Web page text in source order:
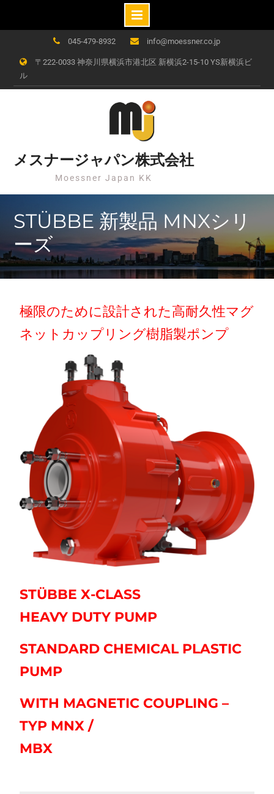
content
045-479-8932 info@moessner.co.jp
〒222-0033 神奈川県横浜市港北区 新横浜2-15-10 YS新横浜ビ
ル
メスナージャパン株式会社
Moessner Japan KK
STÜBBE 新製品 MNXシリ
ーズ
極限のために設計された高耐久性マグ
ネットカップリング樹脂製ポンプ
STÜBBE X-CLASS
HEAVY DUTY PUMP
STANDARD CHEMICAL PLASTIC
PUMP
WITH MAGNETIC COUPLING –
TYP MNX /
MBX